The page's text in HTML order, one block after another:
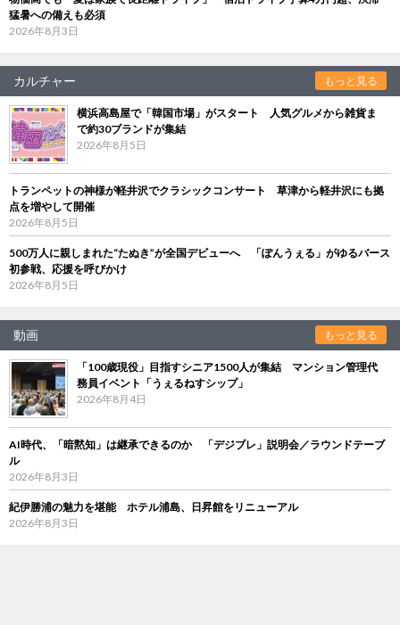
猛暑への備えも必須
2026年8月3日
カルチャー もっと見る
横浜高島屋で「韓国市場」がスタート 人気グルメから雑貨ま
で約30ブランドが集結
2026年8月5日
トランペットの神様が軽井沢でクラシックコンサート 草津から軽井沢にも拠
点を増やして開催
2026年8月5日
500万人に親しまれた“たぬき”が全国デビューへ 「ぽんうぇる」がゆるバース
初参戦、応援を呼びかけ
2026年8月5日
動画 もっと見る
「100歳現役」目指すシニア1500人が集結 マンション管理代
務員イベント「うぇるねすシップ」
2026年8月4日
AI時代、「暗黙知」は継承できるのか 「デジブレ」説明会／ラウンドテーブ
ル
2026年8月3日
紀伊勝浦の魅力を堪能 ホテル浦島、日昇館をリニューアル
2026年8月3日